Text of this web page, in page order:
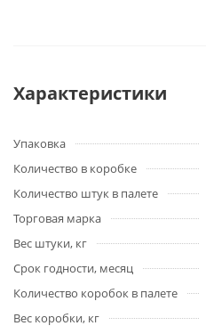
Характеристики
Упаковка
Количество в коробке
Количество штук в палете
Торговая марка
Вес штуки, кг
Срок годности, месяц
Количество коробок в палете
Вес коробки, кг